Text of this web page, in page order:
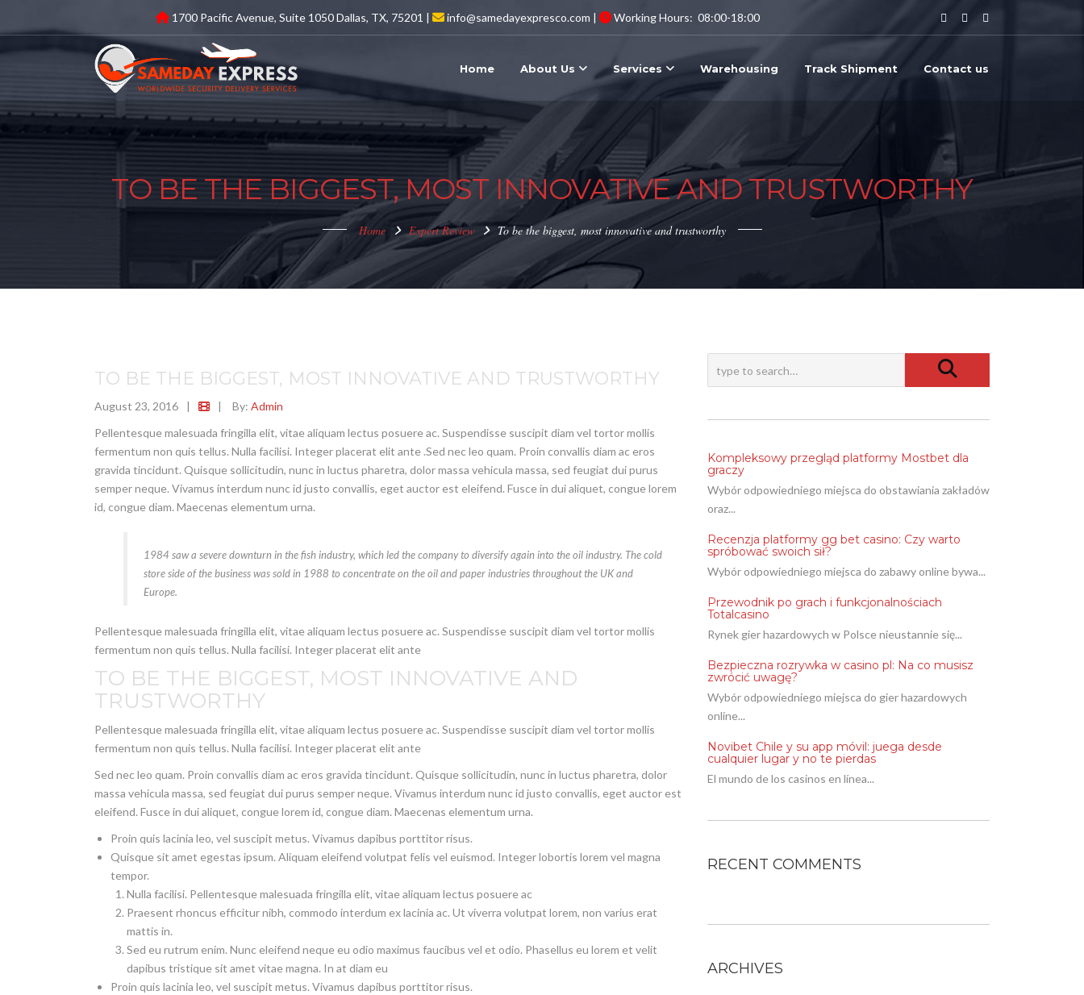
1700 Pacific Avenue, Suite 1050 Dallas, TX, 75201 | info@samedayexpresco.com | Working Hours: 08:00-18:00
Home About Us Services Warehousing Track Shipment Contact us
TO BE THE BIGGEST, MOST INNOVATIVE AND TRUSTWORTHY
Home Expert Review To be the biggest, most innovative and trustworthy
TO BE THE BIGGEST, MOST INNOVATIVE AND TRUSTWORTHY
August 23, 2016 | | By: Admin
Pellentesque malesuada fringilla elit, vitae aliquam lectus posuere ac. Suspendisse suscipit diam vel tortor mollis
fermentum non quis tellus. Nulla facilisi. Integer placerat elit ante .Sed nec leo quam. Proin convallis diam ac eros
gravida tincidunt. Quisque sollicitudin, nunc in luctus pharetra, dolor massa vehicula massa, sed feugiat dui purus
semper neque. Vivamus interdum nunc id justo convallis, eget auctor est eleifend. Fusce in dui aliquet, congue lorem
id, congue diam. Maecenas elementum urna.
1984 saw a severe downturn in the fish industry, which led the company to diversify again into the oil industry. The cold
store side of the business was sold in 1988 to concentrate on the oil and paper industries throughout the UK and
Europe.
Pellentesque malesuada fringilla elit, vitae aliquam lectus posuere ac. Suspendisse suscipit diam vel tortor mollis
fermentum non quis tellus. Nulla facilisi. Integer placerat elit ante
TO BE THE BIGGEST, MOST INNOVATIVE AND
TRUSTWORTHY
Pellentesque malesuada fringilla elit, vitae aliquam lectus posuere ac. Suspendisse suscipit diam vel tortor mollis
fermentum non quis tellus. Nulla facilisi. Integer placerat elit ante
Sed nec leo quam. Proin convallis diam ac eros gravida tincidunt. Quisque sollicitudin, nunc in luctus pharetra, dolor
massa vehicula massa, sed feugiat dui purus semper neque. Vivamus interdum nunc id justo convallis, eget auctor est
eleifend. Fusce in dui aliquet, congue lorem id, congue diam. Maecenas elementum urna.
Proin quis lacinia leo, vel suscipit metus. Vivamus dapibus porttitor risus.
Quisque sit amet egestas ipsum. Aliquam eleifend volutpat felis vel euismod. Integer lobortis lorem vel magna
tempor.
Nulla facilisi. Pellentesque malesuada fringilla elit, vitae aliquam lectus posuere ac
Praesent rhoncus efficitur nibh, commodo interdum ex lacinia ac. Ut viverra volutpat lorem, non varius erat
mattis in.
Sed eu rutrum enim. Nunc eleifend neque eu odio maximus faucibus vel et odio. Phasellus eu lorem et velit
dapibus tristique sit amet vitae magna. In at diam eu
Proin quis lacinia leo, vel suscipit metus. Vivamus dapibus porttitor risus.
Kompleksowy przegląd platformy Mostbet dla
graczy
Wybór odpowiedniego miejsca do obstawiania zakładów
oraz...
Recenzja platformy gg bet casino: Czy warto
spróbować swoich sił?
Wybór odpowiedniego miejsca do zabawy online bywa...
Przewodnik po grach i funkcjonalnościach
Totalcasino
Rynek gier hazardowych w Polsce nieustannie się...
Bezpieczna rozrywka w casino pl: Na co musisz
zwrócić uwagę?
Wybór odpowiedniego miejsca do gier hazardowych
online...
Novibet Chile y su app móvil: juega desde
cualquier lugar y no te pierdas
El mundo de los casinos en línea...
RECENT COMMENTS
ARCHIVES